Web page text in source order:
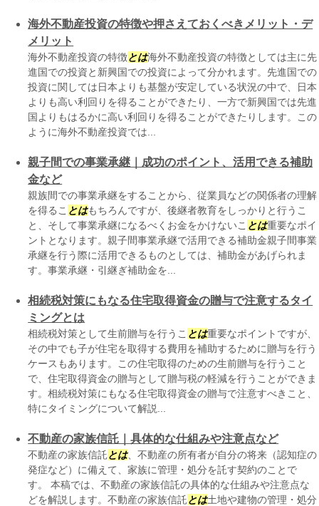
海外不動産投資の特徴や押さえておくべきメリット・デ
メリット
海外不動産投資の特徴とは海外不動産投資の特徴としては主に先
進国での投資と新興国での投資によって分かれます。先進国での
投資に関しては日本よりも基盤が安定している状況の中で、日本
よりも高い利回りを得ることができたり、一方で新興国では先進
国よりもはるかに高い利回りを得ることができたりします。この
ように海外不動産投資では...
親子間での事業承継｜成功のポイント、活用できる補助
金など
親族間での事業承継をすることから、従業員などの関係者の理解
を得るこ とはもちろんですが、後継者教育をしっかりと行うこ
と、そして事業承継になるべくお金をかけないこ とは重要なポイ
ントとなります。親子間事業承継で活用できる補助金親子間事業
承継を行う際に活用できるものとしては、補助金があげられま
す。事業承継・引継ぎ補助金を...
相続税対策にもなる住宅取得資金の贈与で注意するタイ
ミングとは
相続税対策として生前贈与を行うこ とは重要なポイントですが、
その中でも子が住宅を取得する費用を補助するために贈与を行う
ケースもあります。この住宅取得のための生前贈与を行うこと
で、住宅取得資金の贈与として贈与税の軽減を行うことができま
す。相続税対策にもなる住宅取得資金の贈与で注意すべきこと、
特にタイミングについて解説...
不動産の家族信託｜具体的な仕組みや注意点など
不動産の家族信託とは、不動産の所有者が自分の将来（認知症の
発症など）に備えて、家族に管理・処分を託す契約のことで
す。 本稿では、不動産の家族信託の具体的な仕組みや注意点な
どを解説します。不動産の家族信託とは土地や建物の管理・処分